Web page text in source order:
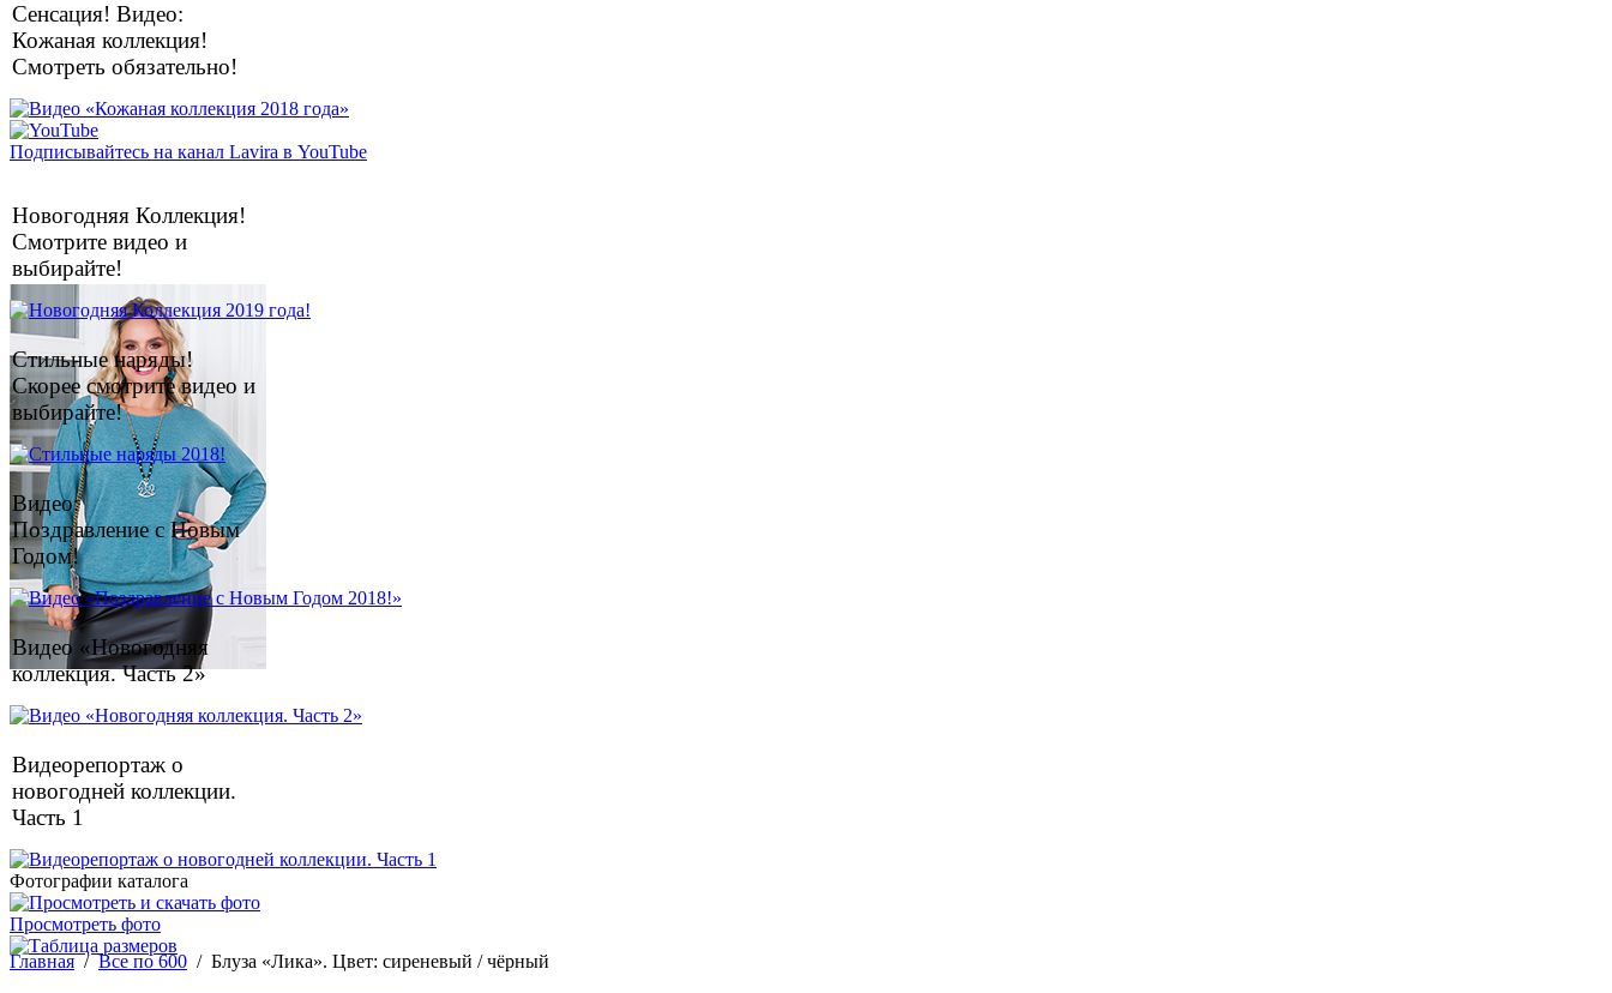
Сенсация! Видео:
Кожаная коллекция!
Смотреть обязательно!
Подписывайтесь на канал Lavira в YouTube
Новогодняя Коллекция!
Смотрите видео и
выбирайте!
Стильные наряды!
Скорее смотрите видео и
выбирайте!
Видео:
Поздравление с Новым
Годом!
Видео «Новогодняя
коллекция. Часть 2»
Видеорепортаж о
новогодней коллекции.
Часть 1
Фотографии каталога
Просмотреть фото
Главная/Все по 600 / Блуза «Лика». Цвет: сиреневый / чёрный